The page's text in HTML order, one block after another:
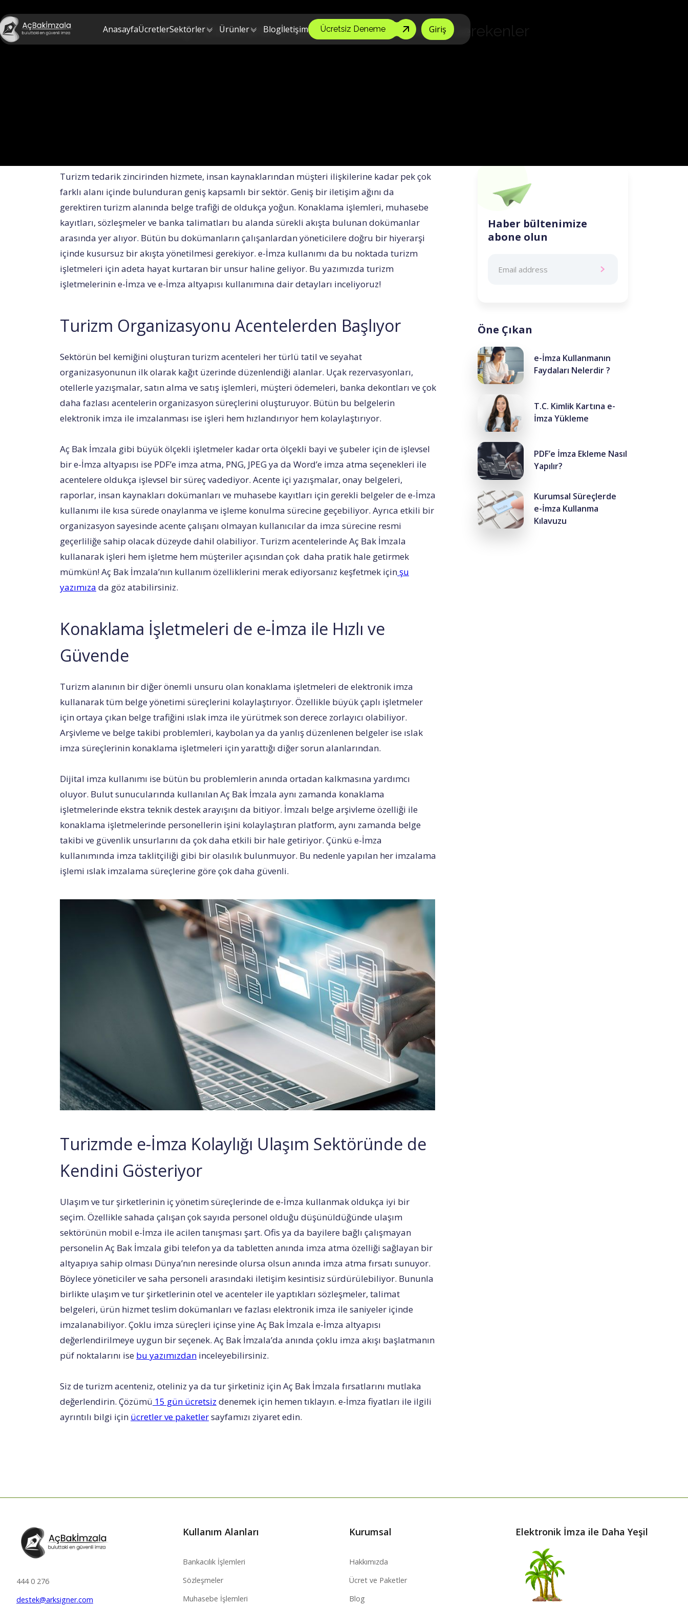
AnasayfaÜcretlerSektörler Ürünler Blogİletişim Ücretsiz Deneme Giriş
Blog | Elektronik İmza Hakkında Bilmeniz Gerekenler
Turizm tedarik zincirinden hizmete, insan kaynaklarından müşteri ilişkilerine kadar pek çok
farklı alanı içinde bulunduran geniş kapsamlı bir sektör. Geniş bir iletişim ağını da
gerektiren turizm alanında belge trafiği de oldukça yoğun. Konaklama işlemleri, muhasebe
kayıtları, sözleşmeler ve banka talimatları bu alanda sürekli akışta bulunan dokümanlar
arasında yer alıyor. Bütün bu dokümanların çalışanlardan yöneticilere doğru bir hiyerarşi
içinde kusursuz bir akışta yönetilmesi gerekiyor. e-İmza kullanımı da bu noktada turizm
işletmeleri için adeta hayat kurtaran bir unsur haline geliyor. Bu yazımızda turizm
işletmelerinin e-İmza ve e-İmza altyapısı kullanımına dair detayları inceliyoruz!
Turizm Organizasyonu Acentelerden Başlıyor
Sektörün bel kemiğini oluşturan turizm acenteleri her türlü tatil ve seyahat
organizasyonunun ilk olarak kağıt üzerinde düzenlendiği alanlar. Uçak rezervasyonları,
otellerle yazışmalar, satın alma ve satış işlemleri, müşteri ödemeleri, banka dekontları ve çok
daha fazlası acentelerin organizasyon süreçlerini oluşturuyor. Bütün bu belgelerin
elektronik imza ile imzalanması ise işleri hem hızlandırıyor hem kolaylaştırıyor.
Aç Bak İmzala gibi büyük ölçekli işletmeler kadar orta ölçekli bayi ve şubeler için de işlevsel
bir e-İmza altyapısı ise PDF’e imza atma, PNG, JPEG ya da Word’e imza atma seçenekleri ile
acentelere oldukça işlevsel bir süreç vadediyor. Acente içi yazışmalar, onay belgeleri,
raporlar, insan kaynakları dokümanları ve muhasebe kayıtları için gerekli belgeler de e-İmza
kullanımı ile kısa sürede onaylanma ve işleme konulma sürecine geçebiliyor. Ayrıca etkili bir
organizasyon sayesinde acente çalışanı olmayan kullanıcılar da imza sürecine resmi
geçerliliğe sahip olacak düzeyde dahil olabiliyor. Turizm acentelerinde Aç Bak İmzala
kullanarak işleri hem işletme hem müşteriler açısından çok daha pratik hale getirmek
mümkün! Aç Bak İmzala’nın kullanım özelliklerini merak ediyorsanız keşfetmek için şu
yazımıza da göz atabilirsiniz.
Konaklama İşletmeleri de e-İmza ile Hızlı ve
Güvende
Turizm alanının bir diğer önemli unsuru olan konaklama işletmeleri de elektronik imza
kullanarak tüm belge yönetimi süreçlerini kolaylaştırıyor. Özellikle büyük çaplı işletmeler
için ortaya çıkan belge trafiğini ıslak imza ile yürütmek son derece zorlayıcı olabiliyor.
Arşivleme ve belge takibi problemleri, kaybolan ya da yanlış düzenlenen belgeler ise ıslak
imza süreçlerinin konaklama işletmeleri için yarattığı diğer sorun alanlarından.
Dijital imza kullanımı ise bütün bu problemlerin anında ortadan kalkmasına yardımcı
oluyor. Bulut sunucularında kullanılan Aç Bak İmzala aynı zamanda konaklama
işletmelerinde ekstra teknik destek arayışını da bitiyor. İmzalı belge arşivleme özelliği ile
konaklama işletmelerinde personellerin işini kolaylaştıran platform, aynı zamanda belge
takibi ve güvenlik unsurlarını da çok daha etkili bir hale getiriyor. Çünkü e-İmza
kullanımında imza taklitçiliği gibi bir olasılık bulunmuyor. Bu nedenle yapılan her imzalama
işlemi ıslak imzalama süreçlerine göre çok daha güvenli.
Turizmde e-İmza Kolaylığı Ulaşım Sektöründe de
Kendini Gösteriyor
Ulaşım ve tur şirketlerinin iç yönetim süreçlerinde de e-İmza kullanmak oldukça iyi bir
seçim. Özellikle sahada çalışan çok sayıda personel olduğu düşünüldüğünde ulaşım
sektörünün mobil e-İmza ile acilen tanışması şart. Ofis ya da bayilere bağlı çalışmayan
personelin Aç Bak İmzala gibi telefon ya da tabletten anında imza atma özelliği sağlayan bir
altyapıya sahip olması Dünya’nın neresinde olursa olsun anında imza atma fırsatı sunuyor.
Böylece yöneticiler ve saha personeli arasındaki iletişim kesintisiz sürdürülebiliyor. Bununla
birlikte ulaşım ve tur şirketlerinin otel ve acenteler ile yaptıkları sözleşmeler, talimat
belgeleri, ürün hizmet teslim dokümanları ve fazlası elektronik imza ile saniyeler içinde
imzalanabiliyor. Çoklu imza süreçleri içinse yine Aç Bak İmzala e-İmza altyapısı
değerlendirilmeye uygun bir seçenek. Aç Bak İmzala’da anında çoklu imza akışı başlatmanın
püf noktalarını ise bu yazımızdan inceleyebilirsiniz.
Siz de turizm acenteniz, oteliniz ya da tur şirketiniz için Aç Bak İmzala fırsatlarını mutlaka
değerlendirin. Çözümü 15 gün ücretsiz denemek için hemen tıklayın. e-İmza fiyatları ile ilgili
ayrıntılı bilgi için ücretler ve paketlersayfamızı ziyaret edin.
Haber bültenimize
abone olun
Öne Çıkan
e-İmza Kullanmanın
Faydaları Nelerdir ?
T.C. Kimlik Kartına e-
İmza Yükleme
PDF’e İmza Ekleme Nasıl
Yapılır?
Kurumsal Süreçlerde
e-İmza Kullanma
Kılavuzu
444 0 276
destek@arksigner.com
Kullanım Alanları
Bankacılık İşlemleri
Sözleşmeler
Muhasebe İşlemleri
Kurumsal
Hakkımızda
Ücret ve Paketler
Blog
Elektronik İmza ile Daha Yeşil